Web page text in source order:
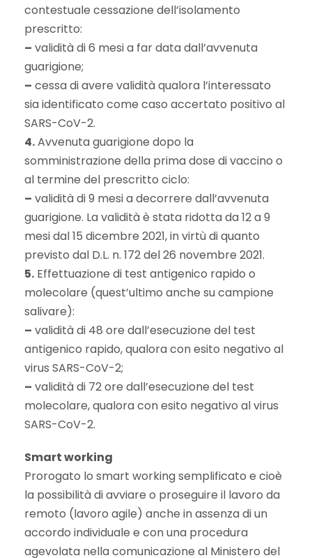
contestuale cessazione dell’isolamento
prescritto:
– validità di 6 mesi a far data dall’avvenuta
guarigione;
– cessa di avere validità qualora l’interessato
sia identificato come caso accertato positivo al
SARS-CoV-2.
4.Avvenuta guarigione dopo la
somministrazione della prima dose di vaccino o
al termine del prescritto ciclo:
– validità di 9 mesi a decorrere dall’avvenuta
guarigione. La validità è stata ridotta da 12 a 9
mesi dal 15 dicembre 2021, in virtù di quanto
previsto dal D.L. n. 172 del 26 novembre 2021.
5. Effettuazione di test antigenico rapido o
molecolare (quest’ultimo anche su campione
salivare):
– validità di 48 ore dall’esecuzione del test
antigenico rapido, qualora con esito negativo al
virus SARS-CoV-2;
– validità di 72 ore dall’esecuzione del test
molecolare, qualora con esito negativo al virus
SARS-CoV-2.
Smart working
Prorogato lo smart working semplificato e cioè
la possibilità di avviare o proseguire il lavoro da
remoto (lavoro agile) anche in assenza di un
accordo individuale e con una procedura
agevolata nella comunicazione al Ministero del